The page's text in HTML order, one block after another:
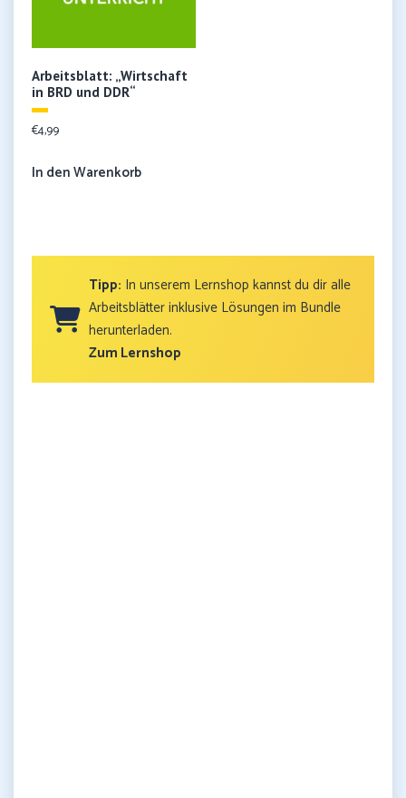
Arbeitsblatt: „Wirtschaft
in BRD und DDR“
€4,99
In den Warenkorb
Tipp: In unserem Lernshop kannst du dir alle
Arbeitsblätter inklusive Lösungen im Bundle
herunterladen.
Zum Lernshop